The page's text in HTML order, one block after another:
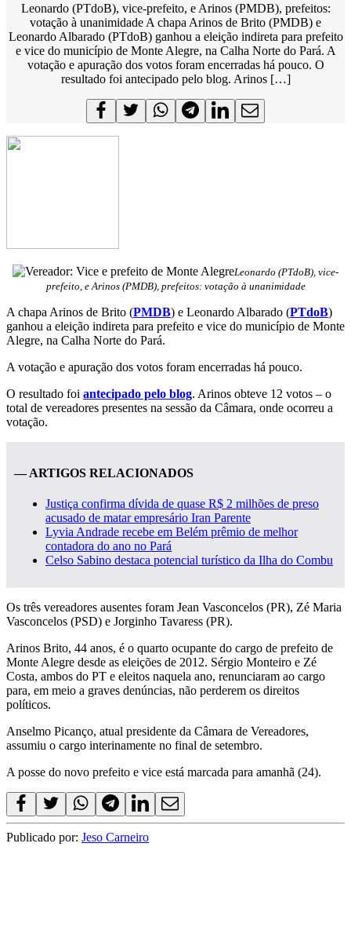
Leonardo (PTdoB), vice-prefeito, e Arinos (PMDB), prefeitos:
votação à unanimidade A chapa Arinos de Brito (PMDB) e
Leonardo Albarado (PTdoB) ganhou a eleição indireta para prefeito
e vice do município de Monte Alegre, na Calha Norte do Pará. A
votação e apuração dos votos foram encerradas há pouco. O
resultado foi antecipado pelo blog. Arinos […]
Leonardo (PTdoB), vice-
prefeito, e Arinos (PMDB), prefeitos: votação à unanimidade
A chapa Arinos de Brito (PMDB) e Leonardo Albarado (PTdoB)
ganhou a eleição indireta para prefeito e vice do município de Monte
Alegre, na Calha Norte do Pará.
A votação e apuração dos votos foram encerradas há pouco.
O resultado foi antecipado pelo blog. Arinos obteve 12 votos – o
total de vereadores presentes na sessão da Câmara, onde ocorreu a
votação.
— ARTIGOS RELACIONADOS
Justiça confirma dívida de quase R$ 2 milhões de preso
acusado de matar empresário Iran Parente
Lyvia Andrade recebe em Belém prêmio de melhor
contadora do ano no Pará
Celso Sabino destaca potencial turístico da Ilha do Combu
Os três vereadores ausentes foram Jean Vasconcelos (PR), Zé Maria
Vasconcelos (PSD) e Jorginho Tavaress (PR).
Arinos Brito, 44 anos, é o quarto ocupante do cargo de prefeito de
Monte Alegre desde as eleições de 2012. Sérgio Monteiro e Zé
Costa, ambos do PT e eleitos naquela ano, renunciaram ao cargo
para, em meio a graves denúncias, não perderem os direitos
políticos.
Anselmo Picanço, atual presidente da Câmara de Vereadores,
assumiu o cargo interinamente no final de setembro.
A posse do novo prefeito e vice está marcada para amanhã (24).
Publicado por: Jeso Carneiro